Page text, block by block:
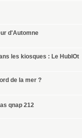
d'Automne
les kiosques : Le HublOt
de la mer ?
qnap 212